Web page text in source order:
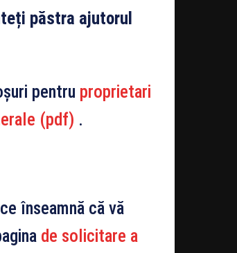
păstra ajutorul
pentru proprietari
(pdf) .
înseamnă că vă
de solicitare a